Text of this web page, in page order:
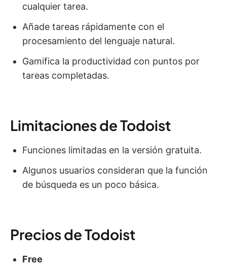
cualquier tarea.
Añade tareas rápidamente con el
procesamiento del lenguaje natural.
Gamifica la productividad con puntos por
tareas completadas.
Limitaciones de Todoist
Funciones limitadas en la versión gratuita.
Algunos usuarios consideran que la función
de búsqueda es un poco básica.
Precios de Todoist
Free